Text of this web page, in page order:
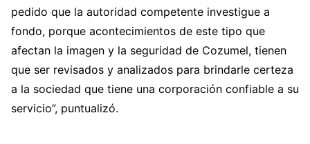
pedido que la autoridad competente investigue a
fondo, porque acontecimientos de este tipo que
afectan la imagen y la seguridad de Cozumel, tienen
que ser revisados y analizados para brindarle certeza
a la sociedad que tiene una corporación confiable a su
servicio”, puntualizó.